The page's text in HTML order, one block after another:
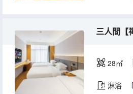
三人間【
28㎡
淋浴